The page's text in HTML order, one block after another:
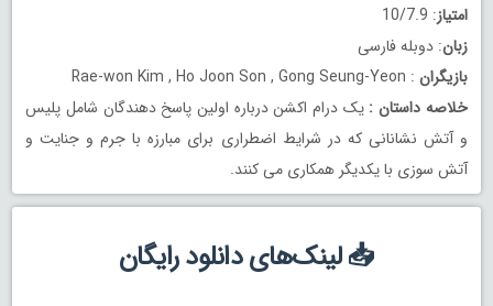
امتیاز: 10/7.9
زبان: دوبله فارسی
بازیگران : Rae-won Kim , Ho Joon Son , Gong Seung-Yeon
خلاصه داستان : یک درام اکشن درباره اولین پاسخ دهندگان شامل پلیس
و آتش نشانانی که در شرایط اضطراری برای مبارزه با جرم و جنایت و
آتش سوزی با یکدیگر همکاری می کنند.
📥 لینک‌های دانلود رایگان